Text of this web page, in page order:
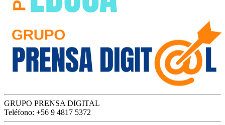
GRUPO PRENSA DIGITAL
Teléfono: +56 9 4817 5372